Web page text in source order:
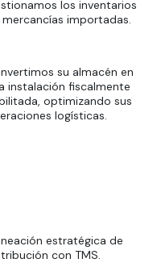
los inventarios
importadas.
su almacén en
instalación fiscalmente
optimizando sus
logísticas.
estratégica de
con TMS.